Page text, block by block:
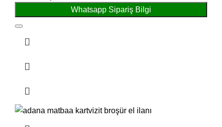
Whatsapp Sipariş Bilgi